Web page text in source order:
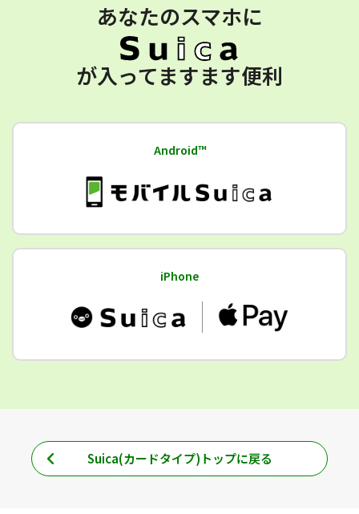
あなたのスマホに
が入ってますます便利
Android™
iPhone
Suica(カードタイプ)トップに戻る